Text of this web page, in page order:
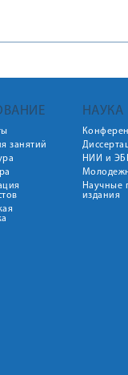
занятий
НАУКА
НИИ и
Научные
издания